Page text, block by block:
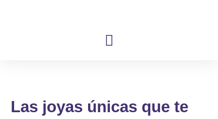
Las joyas únicas que te